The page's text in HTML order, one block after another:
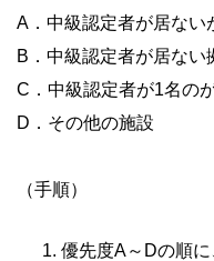
A．中級認定者が居ない
B．中級認定者が居ない
C．中級認定者が1名の
D．その他の施設
（手順）
優先度A～Dの順